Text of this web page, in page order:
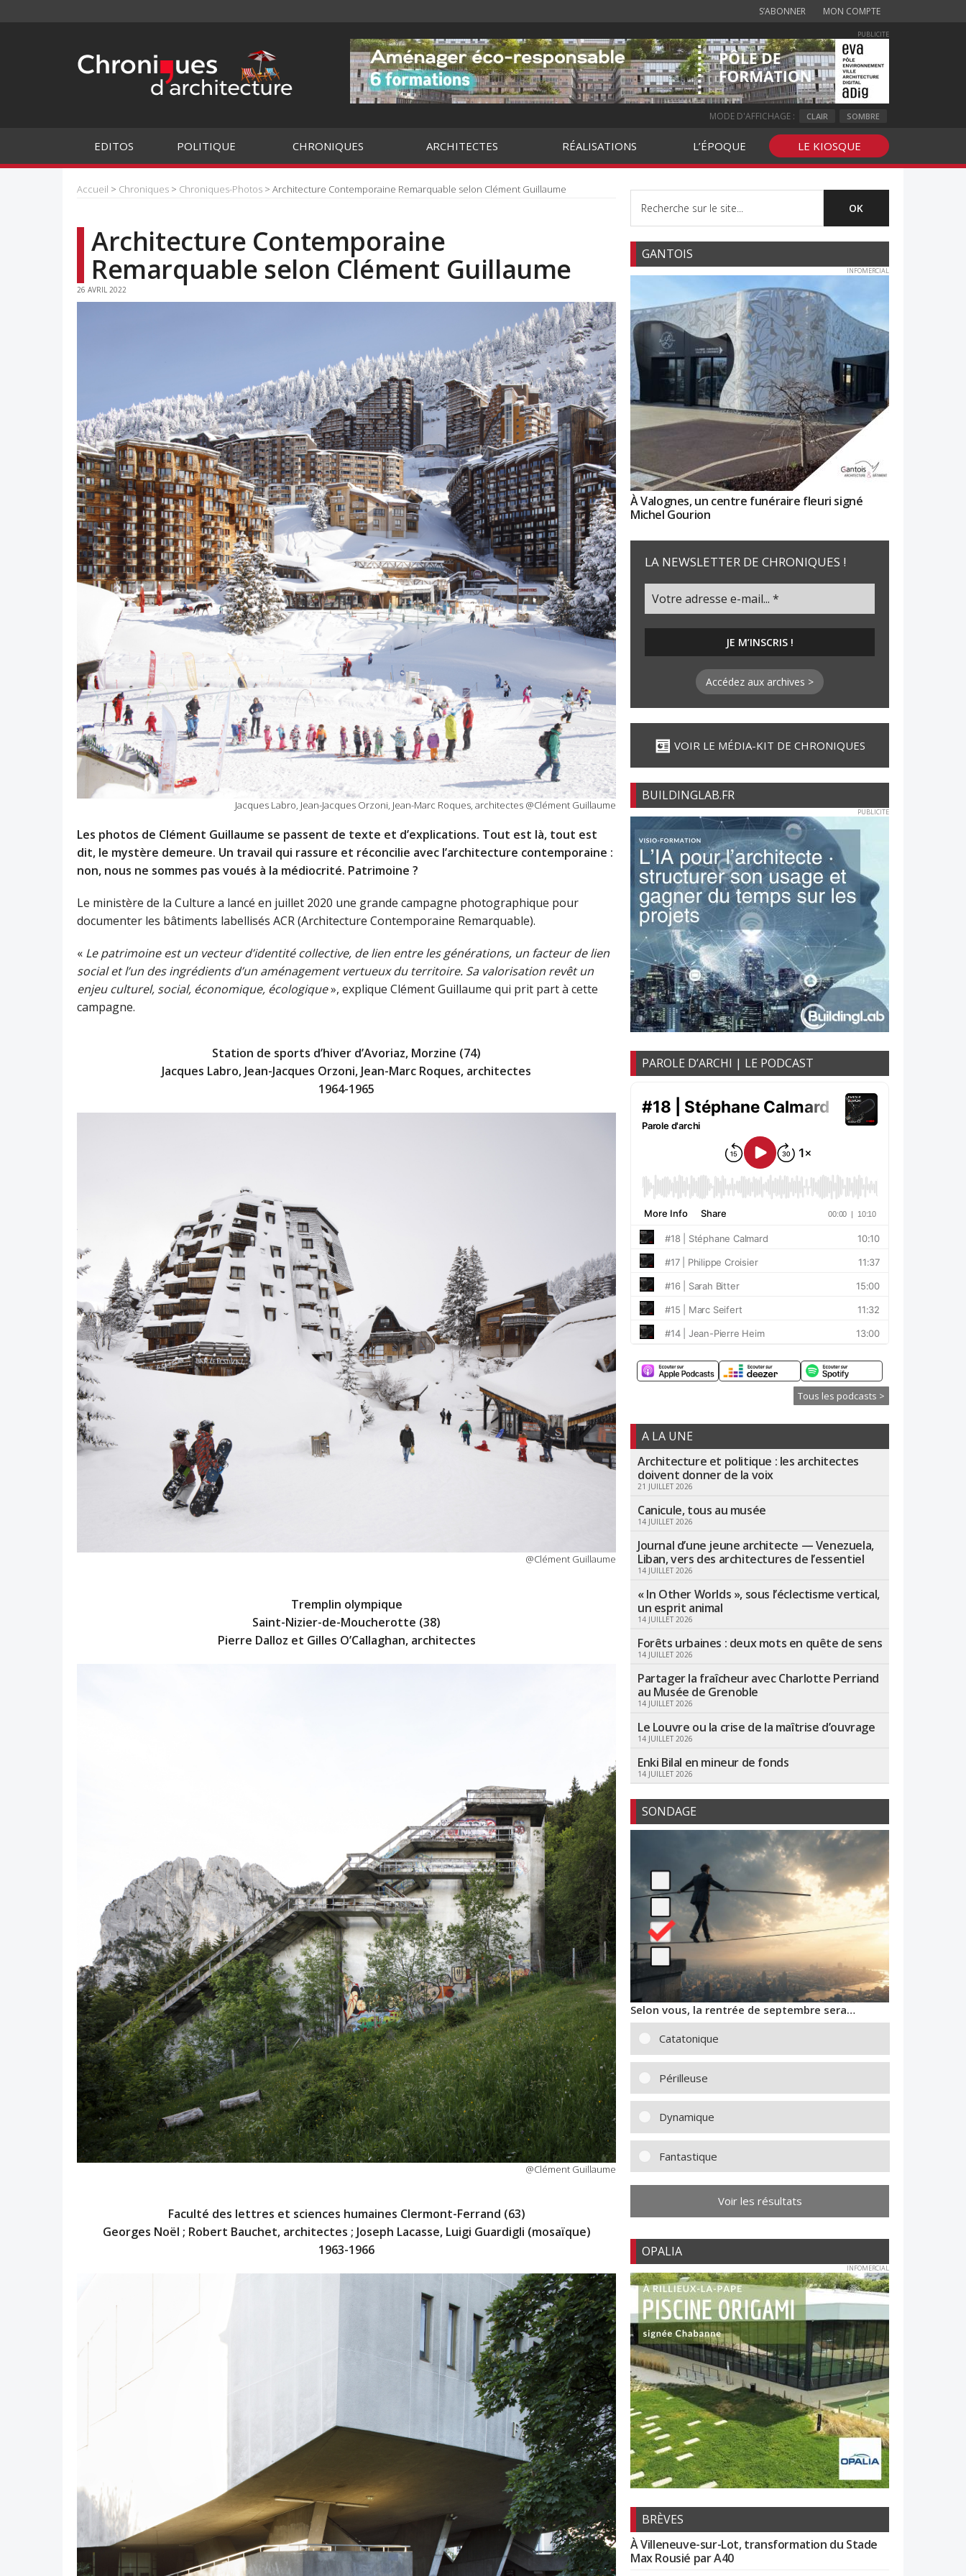
S’ABONNER MON COMPTE
PUBLICITE
MODE D'AFFICHAGE : CLAIR SOMBRE
EDITOS POLITIQUE CHRONIQUES ARCHITECTES RÉALISATIONS L’ÉPOQUE LE KIOSQUE
Accueil > Chroniques > Chroniques-Photos > Architecture Contemporaine Remarquable selon Clément Guillaume
Architecture Contemporaine
Remarquable selon Clément Guillaume
26 AVRIL 2022
Jacques Labro, Jean-Jacques Orzoni, Jean-Marc Roques, architectes @Clément Guillaume
Les photos de Clément Guillaume se passent de texte et d’explications. Tout est là, tout est
dit, le mystère demeure. Un travail qui rassure et réconcilie avec l’architecture contemporaine :
non, nous ne sommes pas voués à la médiocrité. Patrimoine ?
Le ministère de la Culture a lancé en juillet 2020 une grande campagne photographique pour
documenter les bâtiments labellisés ACR (Architecture Contemporaine Remarquable).
« Le patrimoine est un vecteur d’identité collective, de lien entre les générations, un facteur de lien
social et l’un des ingrédients d’un aménagement vertueux du territoire. Sa valorisation revêt un
enjeu culturel, social, économique, écologique», explique Clément Guillaume qui prit part à cette
campagne.
Station de sports d’hiver d’Avoriaz, Morzine (74)
Jacques Labro, Jean-Jacques Orzoni, Jean-Marc Roques, architectes
1964-1965
@Clément Guillaume
Tremplin olympique
Saint-Nizier-de-Moucherotte (38)
Pierre Dalloz et Gilles O’Callaghan, architectes
@Clément Guillaume
Faculté des lettres et sciences humaines Clermont-Ferrand (63)
Georges Noël ; Robert Bauchet, architectes ; Joseph Lacasse, Luigi Guardigli (mosaïque)
1963-1966
GANTOIS
INFOMERCIAL
À Valognes, un centre funéraire fleuri signé
Michel Gourion
LA NEWSLETTER DE CHRONIQUES !
Accédez aux archives >
VOIR LE MÉDIA-KIT DE CHRONIQUES
BUILDINGLAB.FR
PUBLICITE
PAROLE D’ARCHI | LE PODCAST
Tous les podcasts >
A LA UNE
Architecture et politique : les architectes
doivent donner de la voix
21 JUILLET 2026
Canicule, tous au musée
14 JUILLET 2026
Journal d’une jeune architecte — Venezuela,
Liban, vers des architectures de l’essentiel
14 JUILLET 2026
« In Other Worlds », sous l’éclectisme vertical,
un esprit animal
14 JUILLET 2026
Forêts urbaines : deux mots en quête de sens
14 JUILLET 2026
Partager la fraîcheur avec Charlotte Perriand
au Musée de Grenoble
14 JUILLET 2026
Le Louvre ou la crise de la maîtrise d’ouvrage
14 JUILLET 2026
Enki Bilal en mineur de fonds
14 JUILLET 2026
SONDAGE
Selon vous, la rentrée de septembre sera…
Catatonique
Périlleuse
Dynamique
Fantastique
Voir les résultats
OPALIA
INFOMERCIAL
BRÈVES
À Villeneuve-sur-Lot, transformation du Stade
Max Rousié par A40